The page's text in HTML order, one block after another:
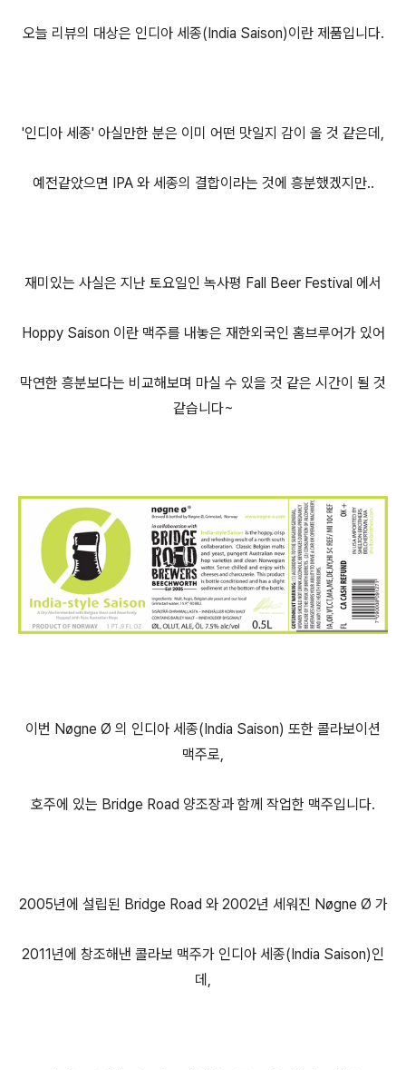
오늘 리뷰의 대상은 인디아 세종(India Saison)이란 제품입니다.
'인디아 세종' 아실만한 분은 이미 어떤 맛일지 감이 올 것 같은데,
예전같았으면 IPA 와 세종의 결합이라는 것에 흥분했겠지만..
재미있는 사실은 지난 토요일인 녹사평 Fall Beer Festival 에서
Hoppy Saison 이란 맥주를 내놓은 재한외국인 홈브루어가 있어
막연한 흥분보다는 비교해보며 마실 수 있을 것 같은 시간이 될 것
같습니다~
이번 Nøgne Ø 의 인디아 세종(India Saison) 또한 콜라보이션
맥주로,
호주에 있는 Bridge Road 양조장과 함께 작업한 맥주입니다.
2005년에 설립된 Bridge Road 와 2002년 세워진 Nøgne Ø 가
2011년에 창조해낸 콜라보 맥주가 인디아 세종(India Saison)인
데,